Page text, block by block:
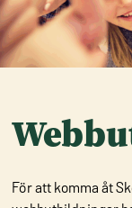
För att komma åt